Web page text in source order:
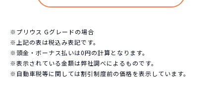
※プリウス Gグレードの場合
※上記の表は税込み表記です。
※頭金・ボーナス払いは0円の計算となります。
※表示されている金額は弊社調べによるものです。
※自動車税等に関しては割引制度前の価格を表示しています。